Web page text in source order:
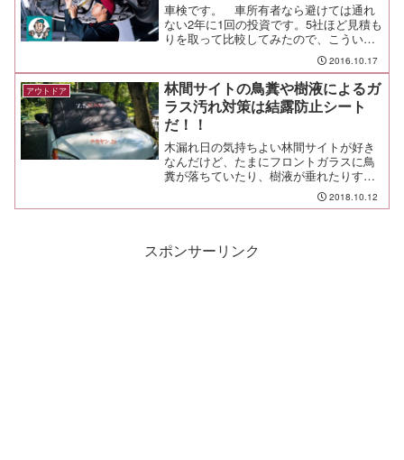
車検です。 車所有者なら避けては通れ
ない2年に1回の投資です。5社ほど見積も
りを取って比較してみたので、こういう
悩んだ経過はブログに残して次回に役立
2016.10.17
アウトドア
林間サイトの鳥糞や樹液によるガ
ラス汚れ対策は結露防止シート
だ！！
木漏れ日の気持ちよい林間サイトが好き
なんだけど、たまにフロントガラスに鳥
糞が落ちていたり、樹液が垂れたりする
ことがあって、中々落ちなくて難儀する
ことがあるよね。そんな時にオススメし
2018.10.12
スポンサーリンク